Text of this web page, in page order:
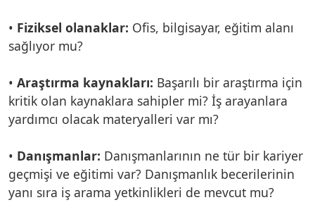
• Fiziksel olanaklar: Ofis, bilgisayar, eğitim alanı
sağlıyor mu?
• Araştırma kaynakları: Başarılı bir araştırma için
kritik olan kaynaklara sahipler mi? İş arayanlara
yardımcı olacak materyalleri var mı?
• Danışmanlar: Danışmanlarının ne tür bir kariyer
geçmişi ve eğitimi var? Danışmanlık becerilerinin
yanı sıra iş arama yetkinlikleri de mevcut mu?